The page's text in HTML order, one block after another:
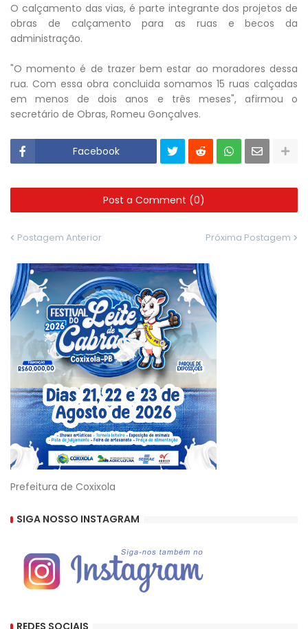
O calçamento das vias, é parte integrante dos projetos de
obras de calçamento para as ruas e becos da
administração.
"O momento é de trazer bem estar ao moradores dessa
rua. Com essa obra concluida somamos 15 ruas calçadas
em menos de dois anos e três meses", afirmou o
secretário de Obras, Romeu Gonçalves.
Facebook
Post a Comment (0)
Postagem Anterior Próxima Postagem
Prefeitura de Coxixola
SIGA NOSSO INSTAGRAM